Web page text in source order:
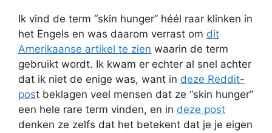
Ik vind de term “skin hunger” héél raar klinken in
het Engels en was daarom verrast om dit
Amerikaanse artikel te zien waarin de term
gebruikt wordt. Ik kwam er echter al snel achter
dat ik niet de enige was, want in deze Reddit-
post beklagen veel mensen dat ze “skin hunger”
een hele rare term vinden, en in deze post
denken ze zelfs dat het betekent dat je je eigen